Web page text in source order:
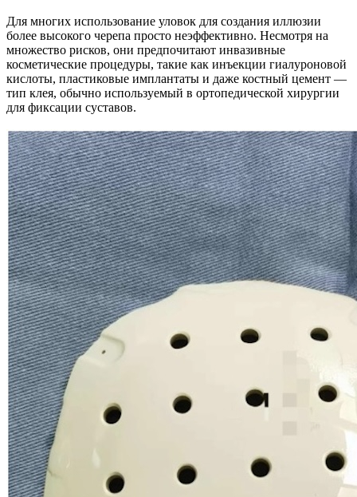
Для многих использование уловок для создания иллюзии
более высокого черепа просто неэффективно. Несмотря на
множество рисков, они предпочитают инвазивные
косметические процедуры, такие как инъекции гиалуроновой
кислоты, пластиковые имплантаты и даже костный цемент —
тип клея, обычно используемый в ортопедической хирургии
для фиксации суставов.